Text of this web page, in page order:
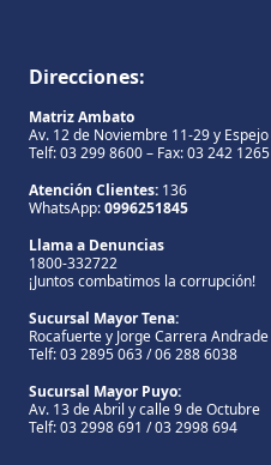
Direcciones:
Matriz Ambato
Av. 12 de Noviembre 11-29 y Espejo
Telf: 03 299 8600 – Fax: 03 242 1265
Atención Clientes: 136
WhatsApp:0996251845
Llama a Denuncias
1800-332722
¡Juntos combatimos la corrupción!
Sucursal Mayor Tena:
Rocafuerte y Jorge Carrera Andrade
Telf: 03 2895 063 / 06 288 6038
Sucursal Mayor Puyo:
Av. 13 de Abril y calle 9 de Octubre
Telf: 03 2998 691 / 03 2998 694